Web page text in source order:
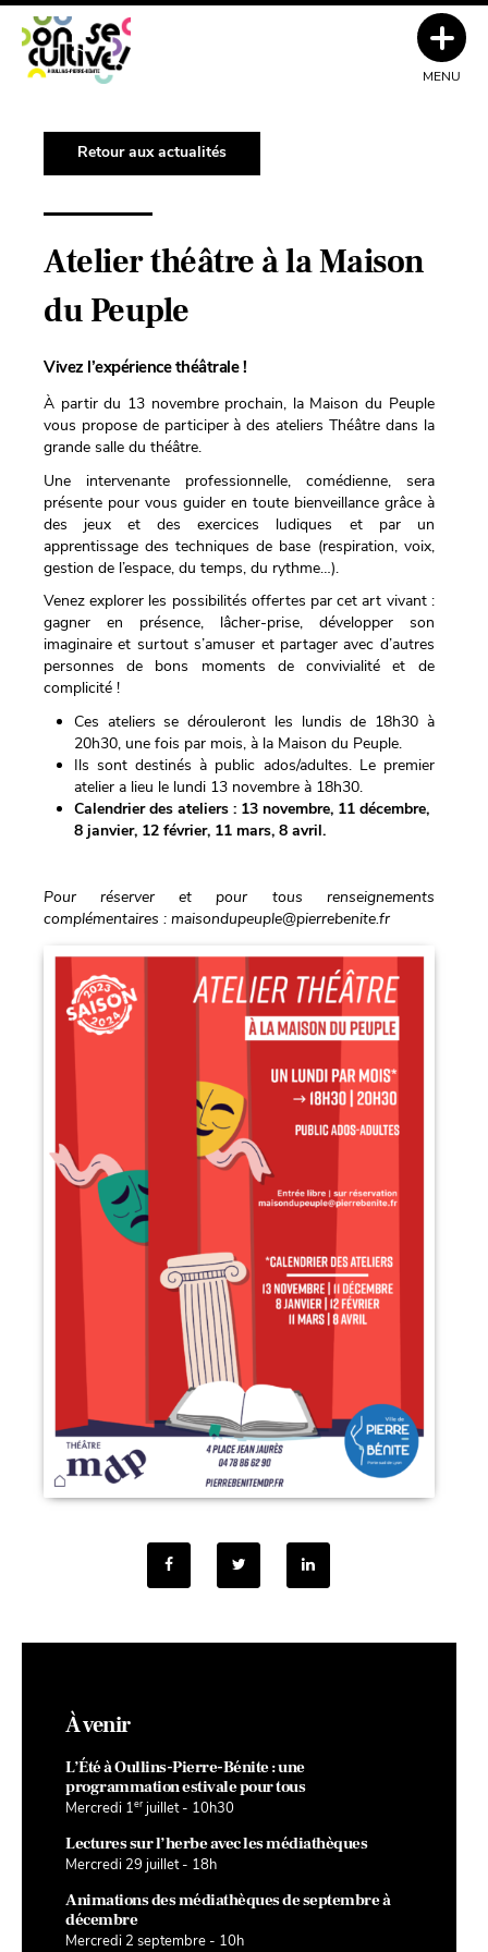
Retour aux actualités
Atelier théâtre à la Maison
du Peuple
Vivez l’expérience théâtrale !
À partir du 13 novembre prochain, la Maison du Peuple
vous propose de participer à des ateliers Théâtre dans la
grande salle du théâtre.
Une intervenante professionnelle, comédienne, sera
présente pour vous guider en toute bienveillance grâce à
des jeux et des exercices ludiques et par un
apprentissage des techniques de base (respiration, voix,
gestion de l’espace, du temps, du rythme…).
Venez explorer les possibilités offertes par cet art vivant :
gagner en présence, lâcher-prise, développer son
imaginaire et surtout s’amuser et partager avec d’autres
personnes de bons moments de convivialité et de
complicité !
Ces ateliers se dérouleront les lundis de 18h30 à
20h30, une fois par mois, à la Maison du Peuple.
Ils sont destinés à public ados/adultes. Le premier
atelier a lieu le lundi 13 novembre à 18h30.
Calendrier des ateliers : 13 novembre, 11 décembre,
8 janvier, 12 février, 11 mars, 8 avril.
Pour réserver et pour tous renseignements
complémentaires : maisondupeuple@pierrebenite.fr
À venir
L’Été à Oullins-Pierre-Bénite : une
programmation estivale pour tous
Mercredi 1er juillet - 10h30
Lectures sur l’herbe avec les médiathèques
Mercredi 29 juillet - 18h
Animations des médiathèques de septembre à
décembre
Mercredi 2 septembre - 10h
MENU